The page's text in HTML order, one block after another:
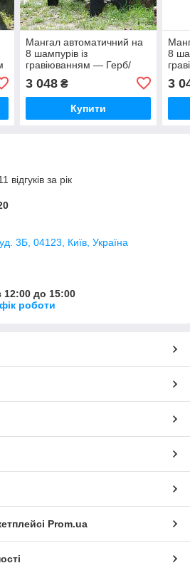
Мангал автоматичний на
8 шампурів із
гравіюванням — Герб/
3 048₴
Купити
8
3
відгуків за рік
3Б, 04123, Київ, Україна
12:00 до 15:00
роботи
Prom.ua